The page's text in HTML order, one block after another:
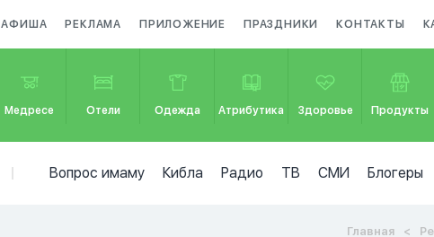
АФИША РЕКЛАМА ПРИЛОЖЕНИЕ ПРАЗДНИКИ КОНТАКТЫ
Медресе Отели Одежда Атрибутика Здоровье Продукты
Вопрос имаму Кибла Радио ТВ СМИ Блогеры
Главная